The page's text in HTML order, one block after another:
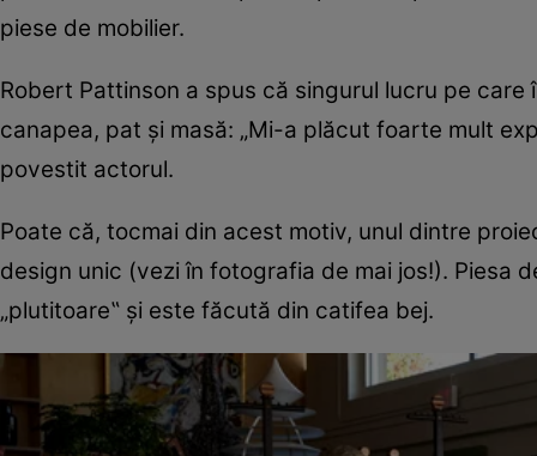
piese de mobilier.
Robert Pattinson a spus că singurul lucru pe
canapea, pat și masă: „Mi-a plăcut foarte mult
povestit actorul.
Poate că, tocmai din acest motiv, unul dintre
design unic (vezi în fotografia de mai jos!). Piesa
„plutitoare‟ și este făcută din catifea bej.